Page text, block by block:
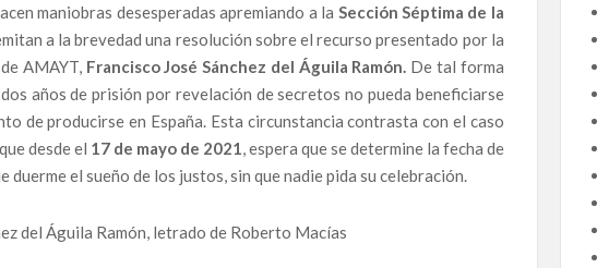
«estratégicos» Plus Ultra Líneas Aéreas y Ándalus
consagra la impunidad
proyecto “aéreo” que se estrelló con dinero público
libro imprescindible para comprender la descomposición
maniobras desesperadas apremiando a la Sección Séptima de la
a la brevedad una resolución sobre el recurso presentado por la
AMAYT, Francisco José Sánchez del Águila Ramón. De tal forma
años de prisión por revelación de secretos no pueda beneficiarse
de producirse en España. Esta circunstancia contrasta con el caso
desde el 17 de mayo de 2021, espera que se determine la fecha de
duerme el sueño de los justos, sin que nadie pida su celebración.
del Águila Ramón, letrado de Roberto Macías